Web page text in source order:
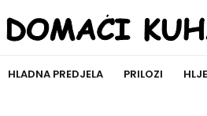
HLADNA PREDJELA PRILOZI